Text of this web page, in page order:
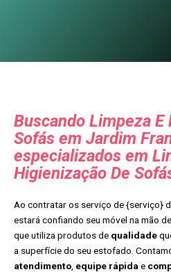
Buscando Limpeza E
Sofás em Jardim
especializados em
Higienização De
Ao contratar os serviço de {serviço}
estará confiando seu móvel na mão
que utiliza produtos de qualidade
a superfície do seu estofado.
atendimento equipe rápida e